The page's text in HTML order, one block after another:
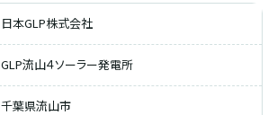
日本GLP株式会社
GLP流山４ソーラー発電所
千葉県流山市